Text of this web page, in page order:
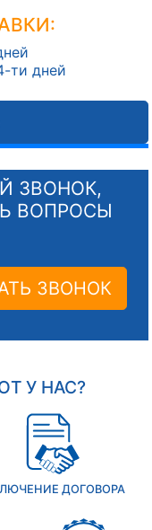
ти дней
ЗВОНОК,
ВОПРОСЫ
ЗВОНОК
У НАС?
ДОГОВОРА